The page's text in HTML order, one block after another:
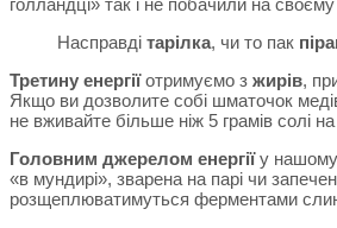
Насправді тарілка, чи то пак
Третину енергіїотримуємо з жирів,
Якщо ви дозволите собі шматочок
не вживайте більше ніж 5 грамів солі
Головним джерелом енергіїу нашому
«в мундирі», зварена на парі чи
розщеплюватимуться ферментами